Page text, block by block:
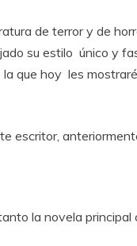
de terror y de
su estilo único y
que hoy les
escritor,
la novela principal